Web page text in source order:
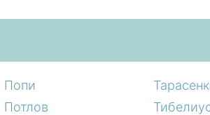
Попи
Потлов